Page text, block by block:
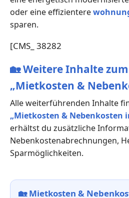
oder eine effizientere
sparen.
[CMS_ 38282
🏡Weitere Inhalte
„Mietkosten &
Alle weiterführenden Inhalte
„Mietkosten & Nebenkosten
erhältst du zusätzliche
Nebenkostenabrechnungen,
Sparmöglichkeiten.
🏡Mietkosten &